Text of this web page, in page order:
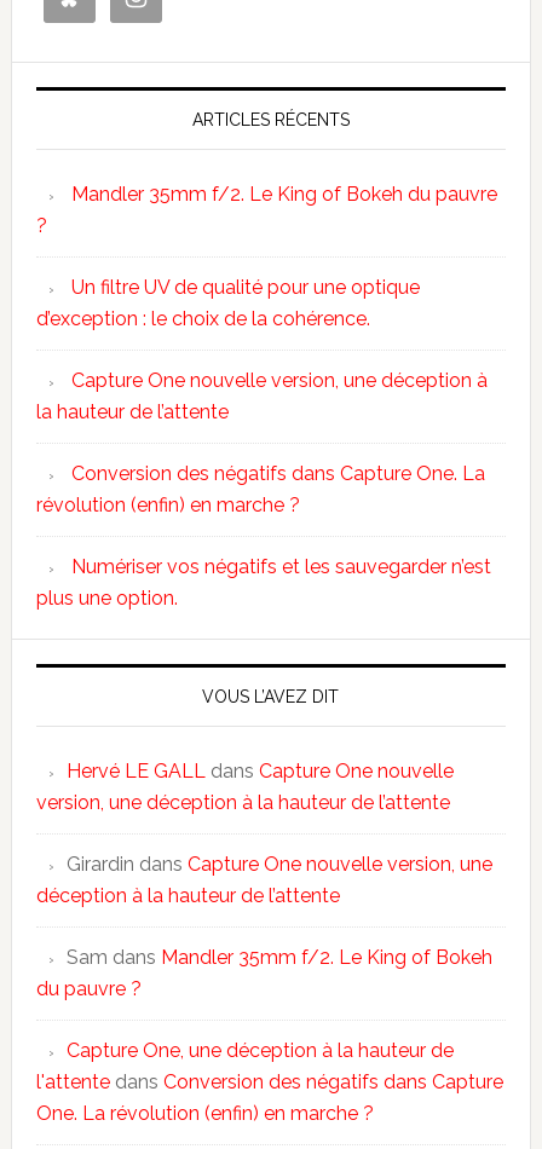
ARTICLES RÉCENTS
Mandler 35mm f/2. Le King of Bokeh du pauvre
?
Un filtre UV de qualité pour une optique
d’exception : le choix de la cohérence.
Capture One nouvelle version, une déception à
la hauteur de l’attente
Conversion des négatifs dans Capture One. La
révolution (enfin) en marche ?
Numériser vos négatifs et les sauvegarder n’est
plus une option.
VOUS L’AVEZ DIT
Hervé LE GALL dans Capture One nouvelle
version, une déception à la hauteur de l’attente
Girardin dans Capture One nouvelle version, une
déception à la hauteur de l’attente
Sam dans Mandler 35mm f/2. Le King of Bokeh
du pauvre ?
Capture One, une déception à la hauteur de
l'attentedans Conversion des négatifs dans Capture
One. La révolution (enfin) en marche ?